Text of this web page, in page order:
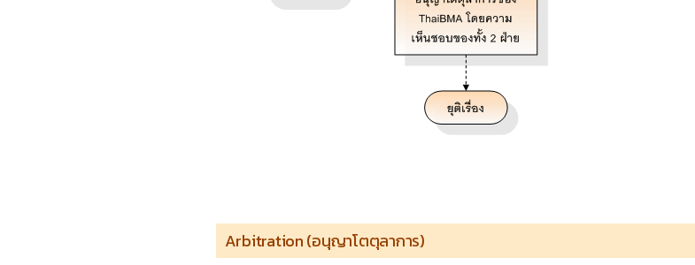
Arbitration (อนุญาโตตุลาการ)